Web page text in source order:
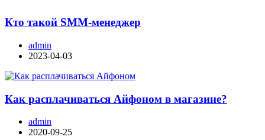
Кто такой SMM-менеджер
admin
2023-04-03
Как расплачиваться Айфоном в магазине?
admin
2020-09-25